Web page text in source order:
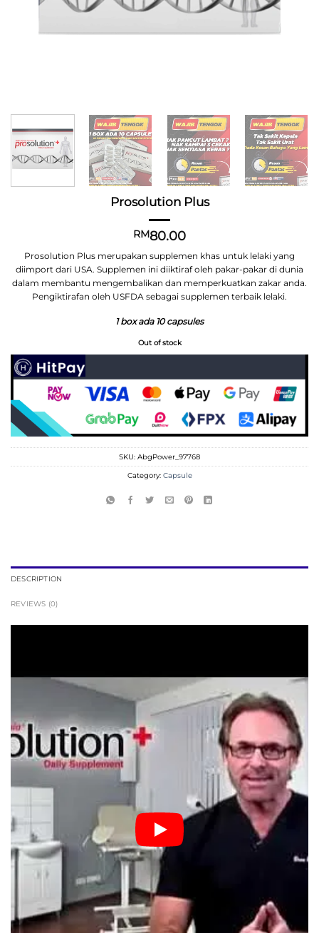
Prosolution Plus
RM80.00
Prosolution Plus merupakan supplemen khas untuk lelaki yang
diimport dari USA. Supplemen ini diiktiraf oleh pakar-pakar di dunia
dalam membantu mengembalikan dan memperkuatkan zakar anda.
Pengiktirafan oleh USFDA sebagai supplemen terbaik lelaki.
1 box ada 10 capsules
Out of stock
SKU: AbgPower_97768
Category: Capsule
DESCRIPTION
REVIEWS (0)